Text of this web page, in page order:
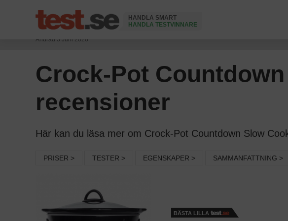
HANDLA SMART
HANDLA TESTVINNARE
Ändrad 3 Juni 2026
Crock-Pot
recensioner
Här kan du läsa mer om Crock-Pot Countdown Slow
PRISER > TESTER > EGENSKAPER > SAMMANFATTNING >
BÄSTA LILLA